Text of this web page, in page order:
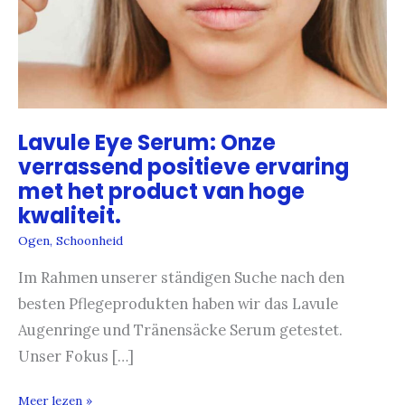
Lavule Eye Serum: Onze
verrassend positieve ervaring
met het product van hoge
kwaliteit.
Ogen, Schoonheid
Im Rahmen unserer ständigen Suche nach den
besten Pflegeprodukten haben wir das Lavule
Augenringe und Tränensäcke Serum getestet.
Unser Fokus […]
Lavule
Meer lezen »